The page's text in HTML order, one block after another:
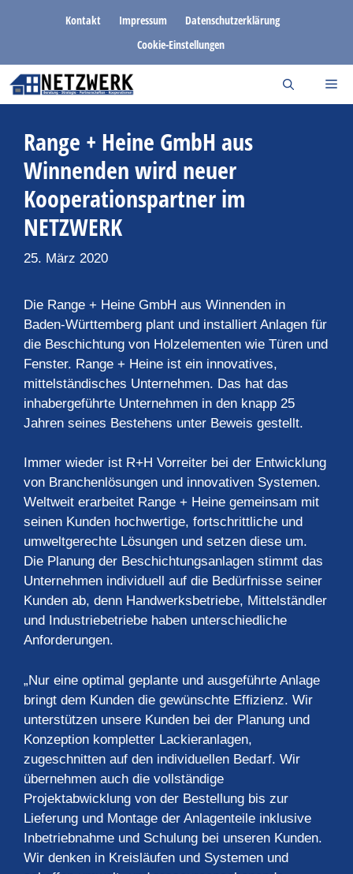
Kontakt Impressum
Datenschutzerklärung
Cookie-Einstellungen
Range + Heine GmbH aus
Winnenden wird neuer
Kooperationspartner im
NETZWERK
25. März 2020
Die Range + Heine GmbH aus Winnenden in
Baden-Württemberg plant und installiert Anlagen für
die Beschichtung von Holzelementen wie Türen und
Fenster. Range + Heine ist ein innovatives,
mittelständisches Unternehmen. Das hat das
inhabergeführte Unternehmen in den knapp 25
Jahren seines Bestehens unter Beweis gestellt.
Immer wieder ist R+H Vorreiter bei der Entwicklung
von Branchenlösungen und innovativen Systemen.
Weltweit erarbeitet Range + Heine gemeinsam mit
seinen Kunden hochwertige, fortschrittliche und
umweltgerechte Lösungen und setzen diese um.
Die Planung der Beschichtungsanlagen stimmt das
Unternehmen individuell auf die Bedürfnisse seiner
Kunden ab, denn Handwerksbetriebe, Mittelständler
und Industriebetriebe haben unterschiedliche
Anforderungen.
„Nur eine optimal geplante und ausgeführte Anlage
bringt dem Kunden die gewünschte Effizienz. Wir
unterstützen unsere Kunden bei der Planung und
Konzeption kompletter Lackieranlagen,
zugeschnitten auf den individuellen Bedarf. Wir
übernehmen auch die vollständige
Projektabwicklung von der Bestellung bis zur
Lieferung und Montage der Anlagenteile inklusive
Inbetriebnahme und Schulung bei unseren Kunden.
Wir denken in Kreisläufen und Systemen und